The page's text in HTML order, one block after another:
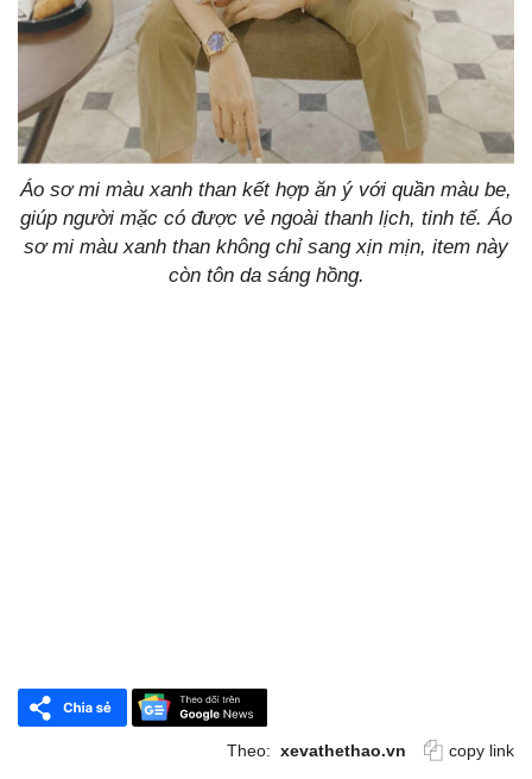
Áo sơ mi màu xanh than kết hợp ăn ý với quần màu be,
giúp người mặc có được vẻ ngoài thanh lịch, tinh tế. Áo
sơ mi màu xanh than không chỉ sang xịn mịn, item này
còn tôn da sáng hồng.
Theo: xevathethao.vn copy link